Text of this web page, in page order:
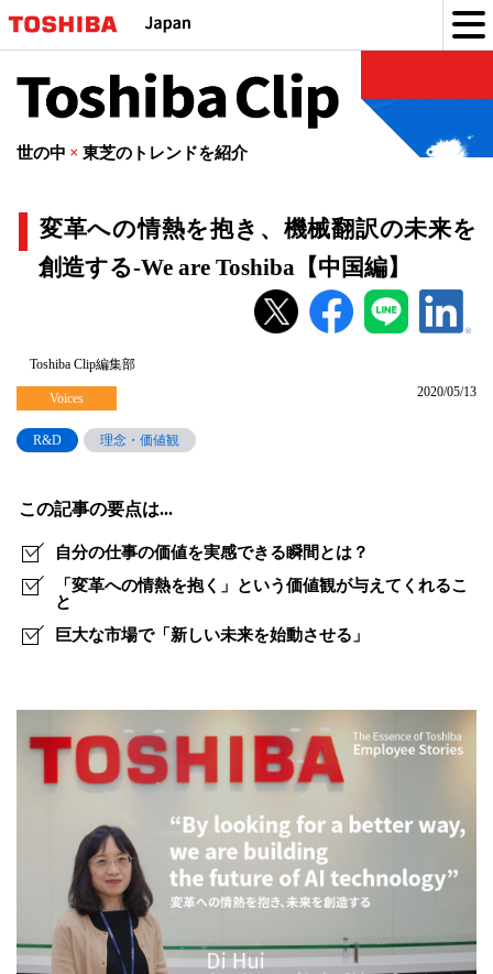
Toshiba
Clip
世の中 × 東芝のトレンドを紹介
変革への情熱を抱き、機械翻訳の未来を
創造する‐We are Toshiba【中国編】
へ
の
情
を
抱
き、
機
械
訳
の
未
造
す
2020/05/13
Toshiba Clip編集部
Voices
R&D 理念・価値観
この記事の要点は...
自分の仕事の価値を実感できる瞬間とは？
「変革への情熱を抱く」という価値観が与えてくれるこ
と
巨大な市場で「新しい未来を始動させる」